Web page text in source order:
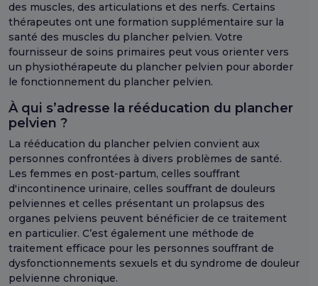
des muscles, des articulations et des nerfs. Certains
thérapeutes ont une formation supplémentaire sur la
santé des muscles du plancher pelvien. Votre
fournisseur de soins primaires peut vous orienter vers
un physiothérapeute du plancher pelvien pour aborder
le fonctionnement du plancher pelvien.
À qui s’adresse la rééducation du plancher
pelvien ?
La rééducation du plancher pelvien convient aux
personnes confrontées à divers problèmes de santé.
Les femmes en post-partum, celles souffrant
d'incontinence urinaire, celles souffrant de douleurs
pelviennes et celles présentant un prolapsus des
organes pelviens peuvent bénéficier de ce traitement
en particulier. C’est également une méthode de
traitement efficace pour les personnes souffrant de
dysfonctionnements sexuels et du syndrome de douleur
pelvienne chronique.